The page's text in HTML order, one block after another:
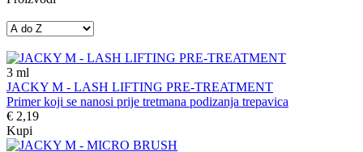
3 ml
JACKY M - LASH LIFTING PRE-TREATMENT
Primer koji se nanosi prije tretmana podizanja trepavica
€ 2,19
Kupi